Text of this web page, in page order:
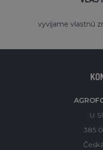
vyvíjame vlastnú
U
385